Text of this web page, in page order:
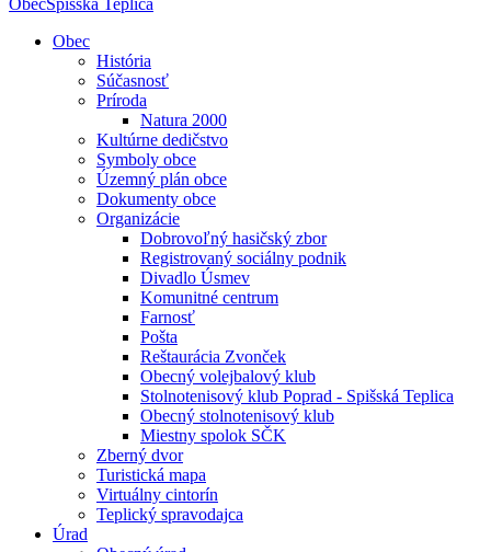
ObecSpišská Teplica
Obec
História
Súčasnosť
Príroda
Natura 2000
Kultúrne dedičstvo
Symboly obce
Územný plán obce
Dokumenty obce
Organizácie
Dobrovoľný hasičský zbor
Registrovaný sociálny podnik
Divadlo Úsmev
Komunitné centrum
Farnosť
Pošta
Reštaurácia Zvonček
Obecný volejbalový klub
Stolnotenisový klub Poprad - Spišská Teplica
Obecný stolnotenisový klub
Miestny spolok SČK
Zberný dvor
Turistická mapa
Virtuálny cintorín
Teplický spravodajca
Úrad